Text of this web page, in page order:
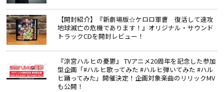
【開封紹介】『新劇場版☆ケロロ軍曹 復活して速攻
地球滅亡の危機であります！』オリジナル・サウンド
トラックCDを開封レビュー！
『涼宮ハルヒの憂鬱』 TVアニメ20周年を記念した参加
型企画「#ハルヒ歌ってみた #ハルヒ弾いてみた #ハル
ヒ踊ってみた」開催決定！企画対象楽曲のリリックMV
も公開！